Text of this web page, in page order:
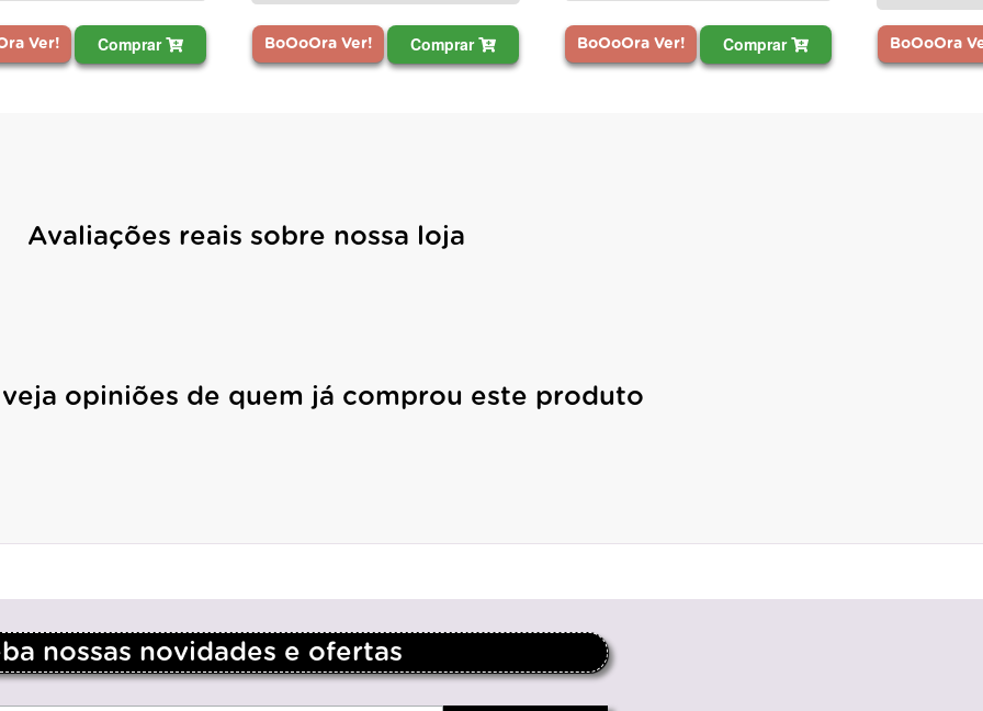
Ver! Comprar BoOoOra Ver! Comprar BoOoOra Ver! Comprar BoOoOra
Avaliações reais sobre nossa loja
opiniões de quem já comprou este produto
nossas novidades e ofertas